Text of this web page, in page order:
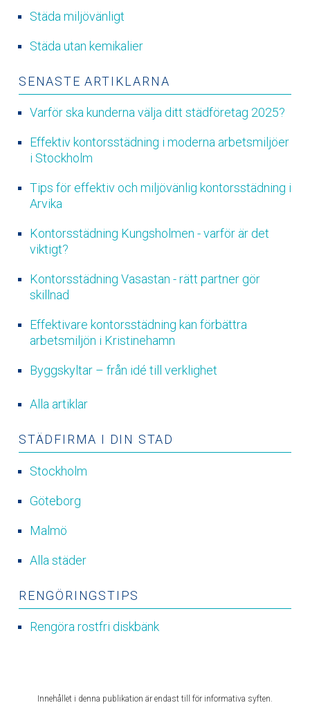
Städa miljövänligt
Städa utan kemikalier
SENASTE ARTIKLARNA
Varför ska kunderna välja ditt städföretag 2025?
Effektiv kontorsstädning i moderna arbetsmiljöer
i Stockholm
Tips för effektiv och miljövänlig kontorsstädning i
Arvika
Kontorsstädning Kungsholmen - varför är det
viktigt?
Kontorsstädning Vasastan - rätt partner gör
skillnad
Effektivare kontorsstädning kan förbättra
arbetsmiljön i Kristinehamn
Byggskyltar – från idé till verklighet
Alla artiklar
STÄDFIRMA I DIN STAD
Stockholm
Göteborg
Malmö
Alla städer
RENGÖRINGSTIPS
Rengöra rostfri diskbänk
Innehållet i denna publikation är endast till för informativa syften.